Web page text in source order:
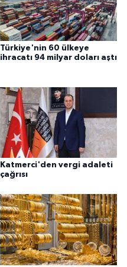
Türkiye'nin 60 ülkeye
ihracatı 94 milyar doları aştı
Katmerci'den vergi adaleti
çağrısı